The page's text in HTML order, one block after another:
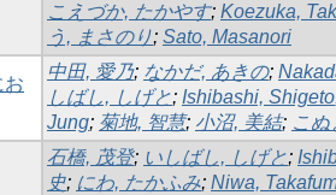
こえづか, たかやす; Koezuka,
う, まさのり; Sato, Masanori
中田, 愛乃; なかだ, あきの;
しばし, しげと; Ishibashi, Shigeto
Jung; 菊地, 智慧; 小沼, 美結; こぬ
石橋, 茂登; いしばし, しげと;
史; にわ, たかふみ; Niwa,